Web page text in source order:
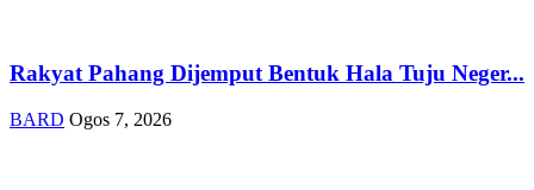
Rakyat Pahang Dijemput Bentuk Hala Tuju Neger...
BARD Ogos 7, 2026